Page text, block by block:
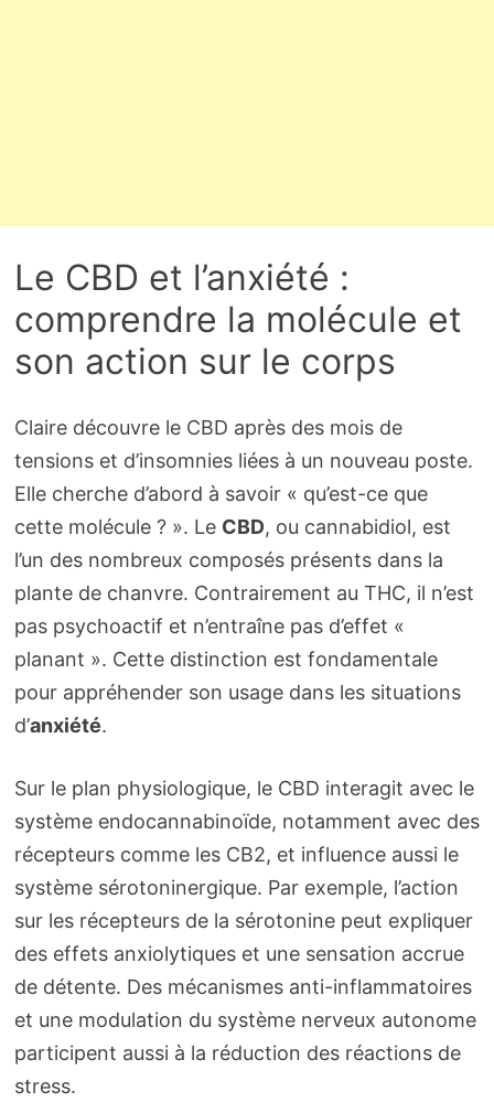
Le CBD et l’anxiété :
comprendre la molécule et
son action sur le corps
Claire découvre le CBD après des mois de
tensions et d’insomnies liées à un nouveau poste.
Elle cherche d’abord à savoir « qu’est-ce que
cette molécule ? ». Le CBD, ou cannabidiol, est
l’un des nombreux composés présents dans la
plante de chanvre. Contrairement au THC, il n’est
pas psychoactif et n’entraîne pas d’effet «
planant ». Cette distinction est fondamentale
pour appréhender son usage dans les situations
d’anxiété.
Sur le plan physiologique, le CBD interagit avec le
système endocannabinoïde, notamment avec des
récepteurs comme les CB2, et influence aussi le
système sérotoninergique. Par exemple, l’action
sur les récepteurs de la sérotonine peut expliquer
des effets anxiolytiques et une sensation accrue
de détente. Des mécanismes anti-inflammatoires
et une modulation du système nerveux autonome
participent aussi à la réduction des réactions de
stress.